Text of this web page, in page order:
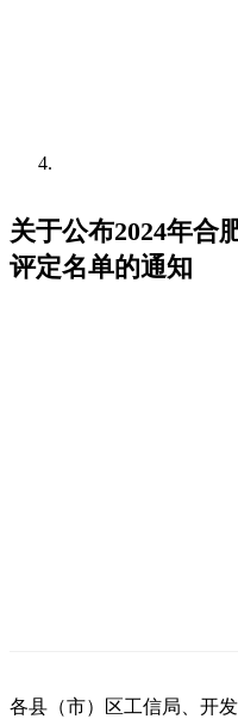
关于公布2024年合
评定名单的通知
各县（市）区工信局、开发